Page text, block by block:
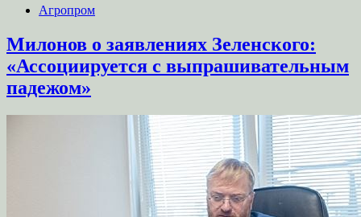
Агропром
Милонов о заявлениях Зеленского:
«Ассоциируется с выпрашивательным
падежом»